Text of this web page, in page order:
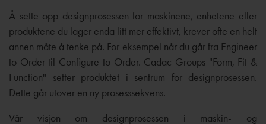
Å sette opp designprosessen for maskinene, enhetene eller
produktene du lager enda litt mer effektivt, krever ofte en helt
annen måte å tenke på. For eksempel når du går fra Engineer
to Order til Configure to Order. Cadac Groups "Form, Fit &
Function" setter produktet i sentrum for designprosessen.
Dette går utover en ny prosesssekvens.
Vår visjon om designprosessen i maskin- og